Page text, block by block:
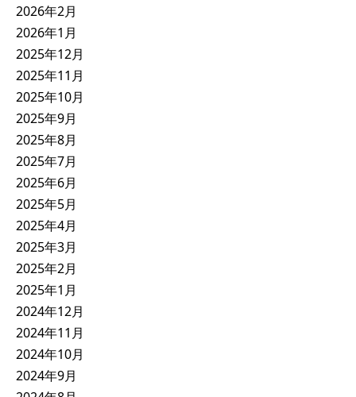
2026年2月
2026年1月
2025年12月
2025年11月
2025年10月
2025年9月
2025年8月
2025年7月
2025年6月
2025年5月
2025年4月
2025年3月
2025年2月
2025年1月
2024年12月
2024年11月
2024年10月
2024年9月